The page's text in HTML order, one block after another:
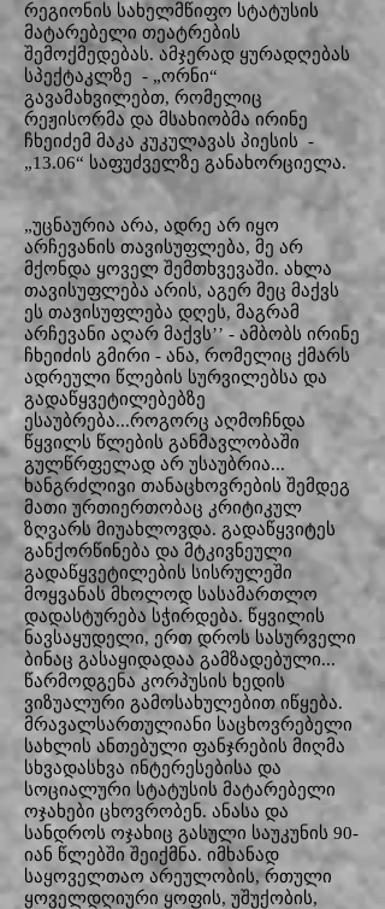
რეგიონის სახელმწიფო სტატუსის
მატარებელი თეატრების
შემოქმედებას. ამჯერად ყურადღებას
სპექტაკლზე - „ორნი“
გავამახვილებთ, რომელიც
რეჟისორმა და მსახიობმა ირინე
ჩხეიძემ მაკა კუკულავას პიესის -
„13.06“ საფუძველზე განახორციელა.
„უცნაურია არა, ადრე არ იყო
არჩევანის თავისუფლება, მე არ
მქონდა ყოველ შემთხვევაში. ახლა
თავისუფლება არის, აგერ მეც მაქვს
ეს თავისუფლება დღეს, მაგრამ
არჩევანი აღარ მაქვს’’ - ამბობს ირინე
ჩხეიძის გმირი - ანა, რომელიც ქმარს
ადრეული წლების სურვილებსა და
გადაწყვეტილებებზე
ესაუბრება...როგორც აღმოჩნდა
წყვილს წლების განმავლობაში
გულწრფელად არ უსაუბრია...
ხანგრძლივი თანაცხოვრების შემდეგ
მათი ურთიერთობაც კრიტიკულ
ზღვარს მიუახლოვდა. გადაწყვიტეს
განქორწინება და მტკივნეული
გადაწყვეტილების სისრულეში
მოყვანას მხოლოდ სასამართლო
დადასტურება სჭირდება. წყვილის
ნავსაყუდელი, ერთ დროს სასურველი
ბინაც გასაყიდადაა გამზადებული...
წარმოდგენა კორპუსის ხედის
ვიზუალური გამოსახულებით იწყება.
მრავალსართულიანი საცხოვრებელი
სახლის ანთებული ფანჯრების მიღმა
სხვადასხვა ინტერესებისა და
სოციალური სტატუსის მატარებელი
ოჯახები ცხოვრობენ. ანასა და
სანდროს ოჯახიც გასული საუკუნის 90-
იან წლებში შეიქმნა. იმხანად
საყოველთაო არეულობის, რთული
ყოველდღიური ყოფის, უშუქობის,